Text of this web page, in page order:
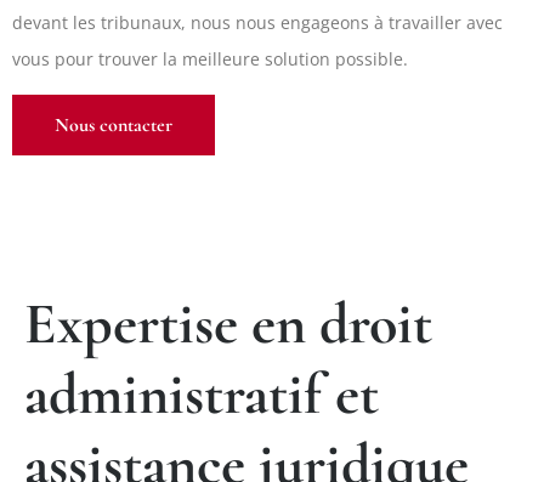
devant les tribunaux, nous nous engageons à travailler avec
vous pour trouver la meilleure solution possible.
Nous contacter
Expertise en droit
administratif et
assistance juridique